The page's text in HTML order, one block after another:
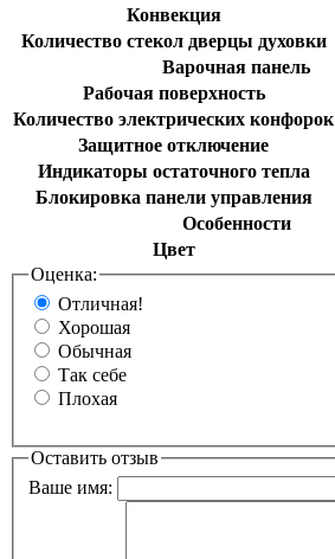
Конвекция
Количество стекол дверцы духовки
Варочная панель
Рабочая поверхность
Количество электрических конфорок
Защитное отключение
Индикаторы остаточного тепла
Блокировка панели управления
Особенности
Цвет
Оценка:
Отличная!
Хорошая
Обычная
Так себе
Плохая
Оставить отзыв
Ваше имя: